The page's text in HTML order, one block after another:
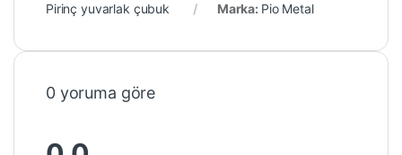
Pirinç yuvarlak çubuk
Marka: Pio Metal
0 yoruma göre